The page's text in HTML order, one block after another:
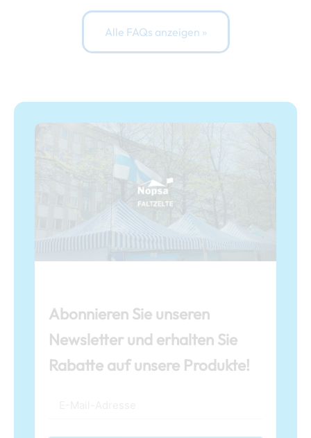
Alle FAQs anzeigen »
Abonnieren Sie unseren
Newsletter und erhalten Sie
Rabatte auf unsere Produkte!